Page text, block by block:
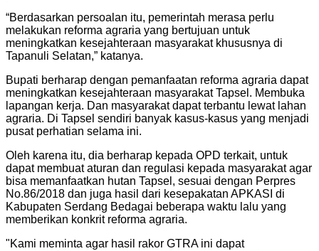
“Berdasarkan persoalan itu, pemerintah merasa perlu
melakukan reforma agraria yang bertujuan untuk
meningkatkan kesejahteraan masyarakat khususnya di
Tapanuli Selatan,” katanya.
Bupati berharap dengan pemanfaatan reforma agraria dapat
meningkatkan kesejahteraan masyarakat Tapsel. Membuka
lapangan kerja. Dan masyarakat dapat terbantu lewat lahan
agraria. Di Tapsel sendiri banyak kasus-kasus yang menjadi
pusat perhatian selama ini.
Oleh karena itu, dia berharap kepada OPD terkait, untuk
dapat membuat aturan dan regulasi kepada masyarakat agar
bisa memanfaatkan hutan Tapsel, sesuai dengan Perpres
No.86/2018 dan juga hasil dari kesepakatan APKASI di
Kabupaten Serdang Bedagai beberapa waktu lalu yang
memberikan konkrit reforma agraria.
"Kami meminta agar hasil rakor GTRA ini dapat